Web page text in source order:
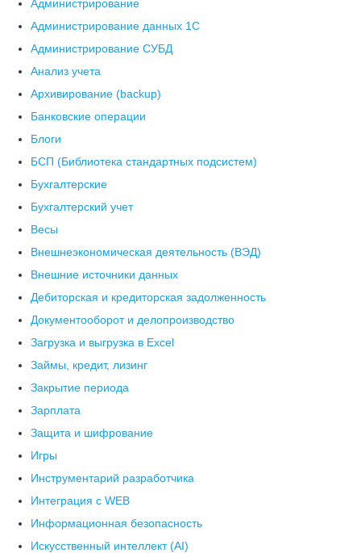
Администрирование
Администрирование данных 1С
Администрирование СУБД
Анализ учета
Архивирование (backup)
Банковские операции
Блоги
БСП (Библиотека стандартных подсистем)
Бухгалтерские
Бухгалтерский учет
Весы
Внешнеэкономическая деятельность (ВЭД)
Внешние источники данных
Дебиторская и кредиторская задолженность
Документооборот и делопроизводство
Загрузка и выгрузка в Excel
Займы, кредит, лизинг
Закрытие периода
Зарплата
Защита и шифрование
Игры
Инструментарий разработчика
Интеграция с WEB
Информационная безопасность
Искусственный интеллект (AI)